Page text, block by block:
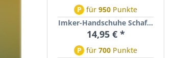
P für 950 Punkte
Imker-Handschuhe Schaf...
14,95 € *
P für 700 Punkte